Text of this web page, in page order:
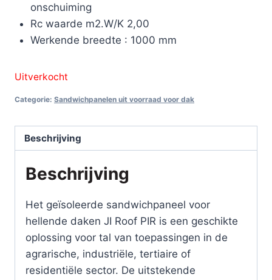
onschuiming
Rc waarde m2.W/K 2,00
Werkende breedte : 1000 mm
Uitverkocht
Categorie: Sandwichpanelen uit voorraad voor dak
Beschrijving
Beschrijving
Het geïsoleerde sandwichpaneel voor
hellende daken JI Roof PIR is een geschikte
oplossing voor tal van toepassingen in de
agrarische, industriële, tertiaire of
residentiële sector. De uitstekende